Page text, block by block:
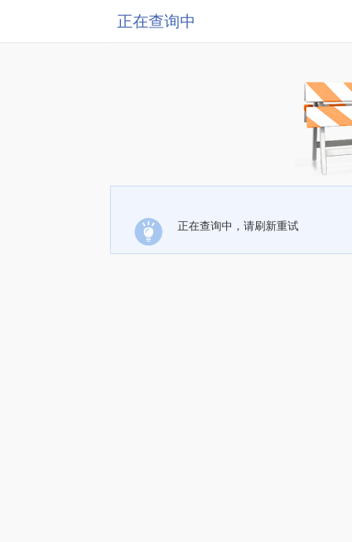
正在查询中
正在查询中，请刷新重试